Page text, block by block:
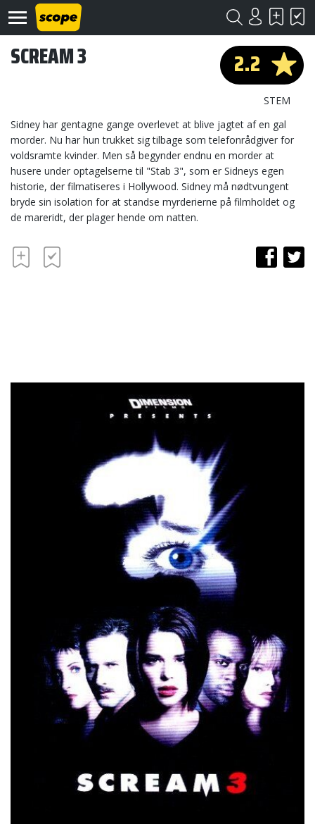
Om
Scope
Kontakt
2.2
STEM
SCREAM 3
Sidney har gentagne gange overlevet at blive jagtet af en gal
morder. Nu har hun trukket sig tilbage som telefonrådgiver for
voldsramte kvinder. Men så begynder endnu en morder at
husere under optagelserne til "Stab 3", som er Sidneys egen
historie, der filmatiseres i Hollywood. Sidney må nødtvungent
bryde sin isolation for at standse myrderierne på filmholdet og
de mareridt, der plager hende om natten.